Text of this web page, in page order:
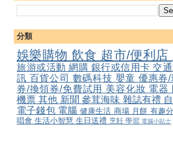
分類
娛樂購物 飲食 超市/便利店
旅游或活動 網購 銀行或信用卡 交
訊 百貨公司 數碼科技 嬰童 優惠券/
券/換領券/免費試用 美容化妝 電器
機票其他 新聞參茸海味 雜誌有禮
電子錢包 電腦 健康生活 商場 月餅 有趣
唱會 生活小智慧 生日送禮 烹飪 學習 電腦小貼士